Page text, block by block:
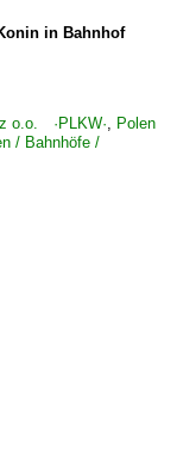
in Bahnhof
o.o. ·PLKW·, Polen
/ Bahnhöfe /